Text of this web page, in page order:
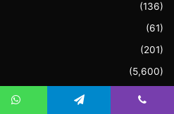
(136)
(61)
(201)
(5,600)